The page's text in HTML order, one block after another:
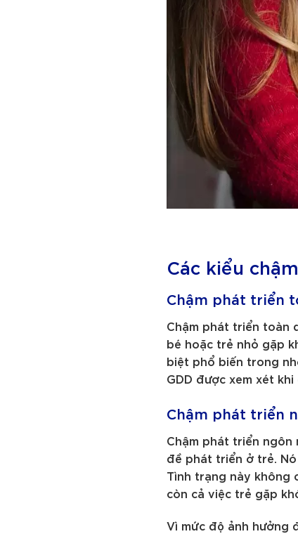
Các kiểu
Chậm phát triển
Chậm phát triển toàn
bé hoặc trẻ nhỏ gặp
biệt phổ biến trong
GDD được xem xét
Chậm phát triển
Chậm phát triển
đề phát triển ở trẻ.
Tình trạng này không
còn cả việc trẻ gặp
Vì mức độ ảnh hưởng